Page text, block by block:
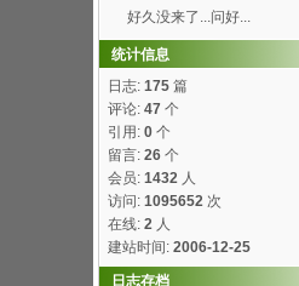
园的每个角落，就快要...
好久没来了...问好...
统计信息
日志: 175 篇
评论: 47 个
引用: 0 个
留言: 26 个
会员: 1432 人
访问: 1095652 次
在线: 2 人
建站时间: 2006-12-25
日志存档